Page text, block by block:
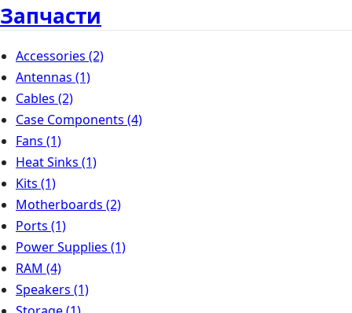
Запчасти
Accessories (2)
Antennas (1)
Cables (2)
Case Components (4)
Fans (1)
Heat Sinks (1)
Kits (1)
Motherboards (2)
Ports (1)
Power Supplies (1)
RAM (4)
Speakers (1)